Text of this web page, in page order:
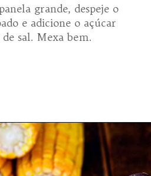
grande, despeje o
e adicione o açúcar
sal. Mexa bem.